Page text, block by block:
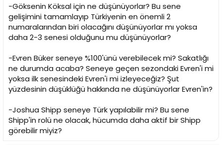
-Göksenin Köksal için ne düşünüyorlar? Bu sene
gelişimini tamamlayıp Türkiyenin en önemli 2
numaralarından biri olacağını düşünüyorlar mı yoksa
daha 2-3 senesi olduğunu mu düşünüyorlar?
-Evren Büker seneye %100'ünü verebilecek mi? Sakatlığı
ne durumda acaba? Seneye geçen sezondaki Evren'i mi
yoksa ilk senesindeki Evren'i mi izleyeceğiz? Şut
yüzdesinin düşüklüğü hakkında ne düşünüyorlar Evren'in?
-Joshua Shipp seneye Türk yapılabilir mi? Bu sene
Shipp'in rolü ne olacak, hücumda daha aktif bir Shipp
görebilir miyiz?